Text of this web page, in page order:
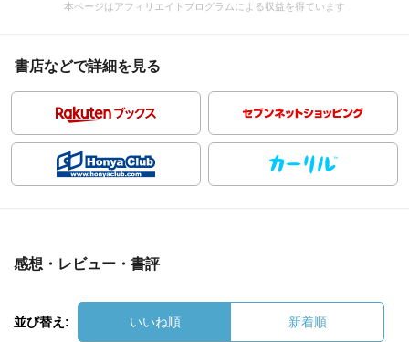
本ページはアフィリエイトプログラムによる収益を得ています
書店などで詳細を見る
感想・レビュー・書評
並び替え: いいね順 新着順